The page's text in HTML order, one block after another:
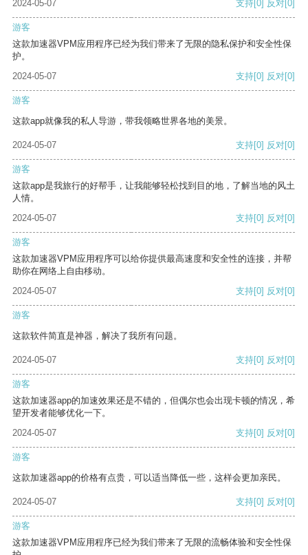
2024-05-07 支持 [0] 反对 [0]
游客
这款加速器VPM应用程序已经为我们带来了无限的隐私保护和安全性保
护。
2024-05-07
支持[0] 反对[0]
游客
这款app就像我的私人导游，带我领略世界各地的美景。
2024-05-07 支持[0] 反对[0]
游客
这款app是我旅行的好帮手，让我能够轻松找到目的地，了解当地的风土
人情。
2024-05-07
支持[0] 反对[0]
游客
这款加速器VPM应用程序可以给你提供最高速度和安全性的连接，并帮
助你在网络上自由移动。
2024-05-07
支持[0] 反对[0]
游客
这款软件简直是神器，解决了我所有问题。
2024-05-07 支持[0] 反对[0]
游客
这款加速器app的加速效果还是不错的，但偶尔也会出现卡顿的情况，希
望开发者能够优化一下。
2024-05-07
支持[0] 反对[0]
游客
这款加速器app的价格有点贵，可以适当降低一些，这样会更加亲民。
2024-05-07 支持[0] 反对[0]
游客
这款加速器VPM应用程序已经为我们带来了无限的流畅体验和安全性保